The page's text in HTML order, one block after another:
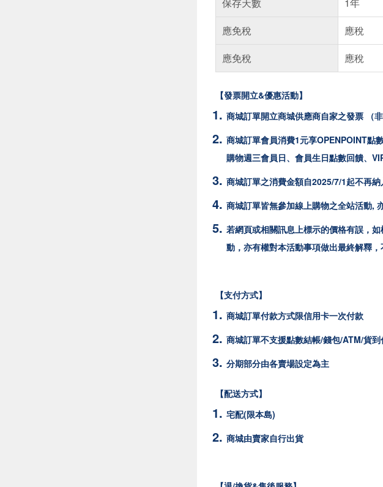
應免稅
應稅
應免稅
應稅
【發票開立&優惠活動】
商城訂單開立商城供應商自家之發票 （非
商城訂單會員消費1元享OPENPOINT點
購物週三會員日、會員生日點數回饋、
商城訂單之消費金額自2025/7/1起不再
商城訂單皆無參加線上購物之全站活動,
若網頁或相關訊息上標示的價格有誤，
動，亦有權對本活動事項做出最終解釋，
【支付方式】
商城訂單付款方式限信用卡一次付款
商城訂單不支援點數結帳/錢包/ATM/貨
分期部分由各賣場設定為主
【配送方式】
宅配(限本島)
商城由賣家自行出貨